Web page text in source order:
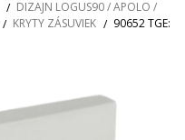
DIZAJN LOGUS90 / APOLO /
KRYTY ZÁSUVIEK
90652 TGE: